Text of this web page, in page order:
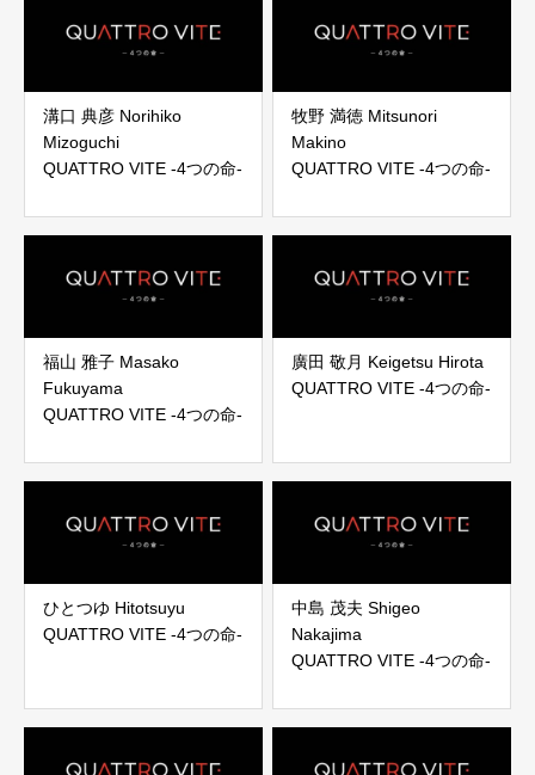
溝口 典彦 Norihiko
Mizoguchi
QUATTRO VITE -4つの命-
牧野 満徳 Mitsunori
Makino
QUATTRO VITE -4つの命-
福山 雅子 Masako
Fukuyama
QUATTRO VITE -4つの命-
廣田 敬月 Keigetsu Hirota
QUATTRO VITE -4つの命-
ひとつゆ Hitotsuyu
QUATTRO VITE -4つの命-
中島 茂夫 Shigeo
Nakajima
QUATTRO VITE -4つの命-